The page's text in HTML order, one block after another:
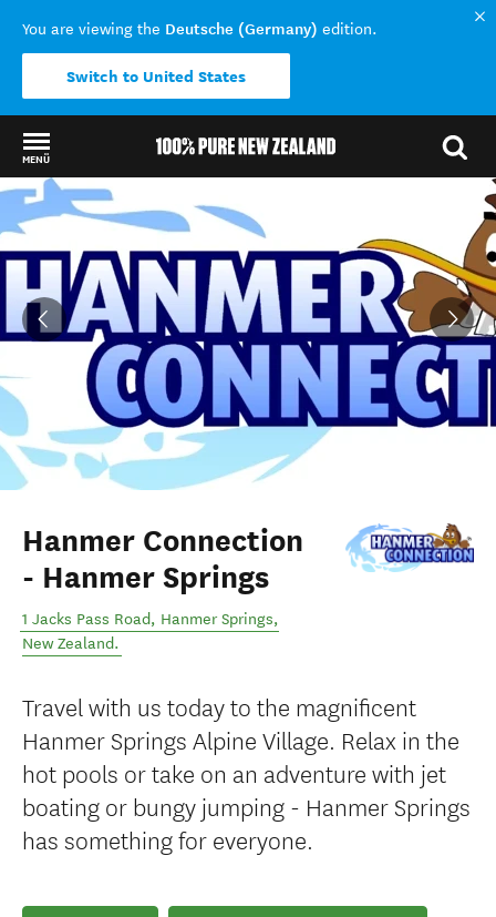
You are viewing the Deutsche (Germany) edition.
Switch to United States
MENÜ
Back to my results
Hanmer Connection
- Hanmer Springs
1 Jacks Pass Road, Hanmer Springs,
New Zealand.
Travel with us today to the magnificent
Hanmer Springs Alpine Village. Relax in the
hot pools or take on an adventure with jet
boating or bungy jumping - Hanmer Springs
has something for everyone.